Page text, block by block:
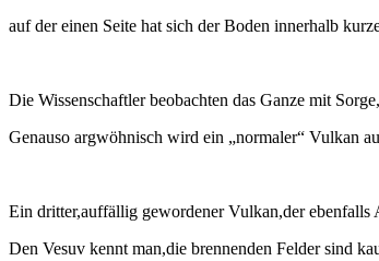
auf der einen Seite hat sich der Boden innerhalb
Die Wissenschaftler beobachten das Ganze mit
Genauso argwöhnisch wird ein „normaler“ Vulkan
Ein dritter,auffällig gewordener Vulkan,der ebenfalls
Den Vesuv kennt man,die brennenden Felder sind